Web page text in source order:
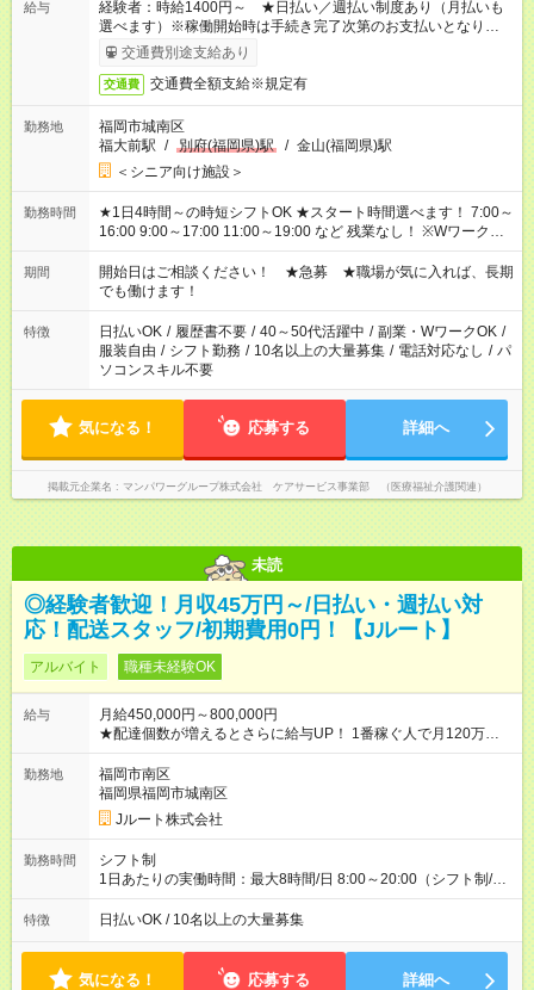
給与
経験者：時給1400円～ ★日払い／週払い制度あり（月払いも
選べます）※稼働開始時は手続き完了次第のお支払いとなりま
す。交通費別途支給あり
交通費 交通費全額支給※規定有
勤務地
福岡市城南区
福大前駅 / 別府(福岡県)駅 / 金山(福岡県)駅
＜シニア向け施設＞
勤務時間
★1日4時間～の時短シフトOK ★スタート時間選べます！ 7:00～
16:00 9:00～17:00 11:00～19:00 など 残業なし！ ※Wワークの
場合、他のお仕事と合わせ週40時間超の就業はご案内できませ
ん ※法令に基づき、週20時間以上勤務は社会保険への加入対象
となります ※労働者派遣法（日雇い派遣の原則禁止）により、
短時間・短期間の就業はご案内が難しい場合があります
期間
開始日はご相談ください！ ★急募 ★職場が気に入れば、長期
でも働けます！
特徴 日払いOK / 履歴書不要 / 40～50代活躍中 / 副業・WワークOK /
服装自由 / シフト勤務 / 10名以上の大量募集 / 電話対応なし / パ
ソコンスキル不要
気になる！ 応募する 詳細へ
掲載元企業名 マンパワーグループ株式会社 ケアサービス事業部 （医療福祉介護関連）
未読
◎経験者歓迎！月収45万円～/日払い・週払い対
応！配送スタッフ/初期費用0円！【Jルート】
アルバイト 職種未経験OK
給与
月給450,000円～800,000円
★配達個数が増えるとさらに給与UP！ 1番稼ぐ人で月120万ほ
ど！ ・主要都市エリア 月収55万円／週5日稼働 月収65万~112
万円／週6日稼働 ・地方郊外エリア 月収40万円／週5日稼働 月
収40万円~50万円／週6日稼働 ＜モデルイメージ＞ ■月収50万
円 (27歳男性/江東区在住)※元建築関係 1日150個配達×25日勤務
(日休み) ■月収80万円(43歳男性/墨田区在住)※元営業 1日200個
勤務地
福岡市南区
福岡県福岡市城南区
Jルート株式会社
勤務時間
シフト制
1日あたりの実働時間：最大8時間/日 8:00～20:00（シフト制/実
働8時間） ※週5日勤務（場所次第では週4も有り） ※配達状況に
よって時間外での勤務可能性有り ※案件により多少の前後あり
特徴 日払いOK / 10名以上の大量募集
気になる！ 応募する 詳細へ